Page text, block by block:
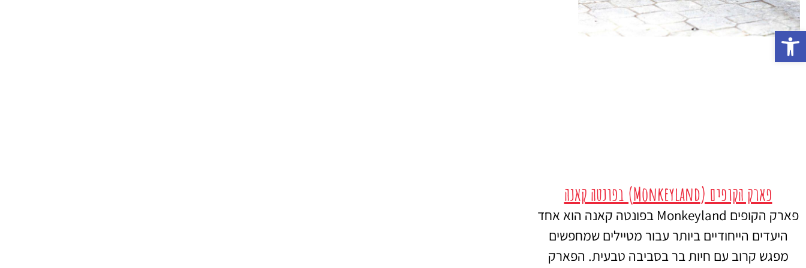
פארק הקופים (Monkeyland) בפונטה קאנה
פארק הקופים Monkeyland בפונטה קאנה הוא אחד
היעדים הייחודיים ביותר עבור מטיילים שמחפשים
מפגש קרוב עם חיות בר בסביבה טבעית. הפארק
פתח סרגל נגישות